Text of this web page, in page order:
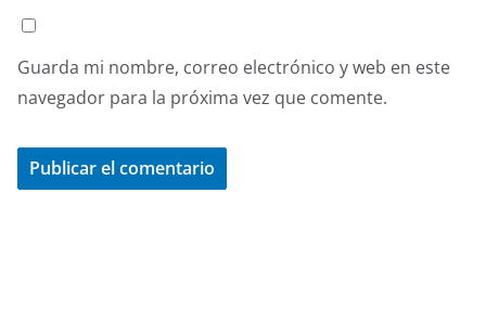
Guarda mi nombre, correo electrónico y web en este
navegador para la próxima vez que comente.